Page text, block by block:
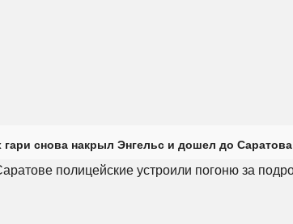
гари снова накрыл Энгельс и дошел до Саратова